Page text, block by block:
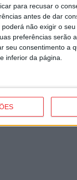
para recusar o
antes de dar
não exigir o
preferências serão
seu consentimento a
inferior da página.
instalar 54
cidade